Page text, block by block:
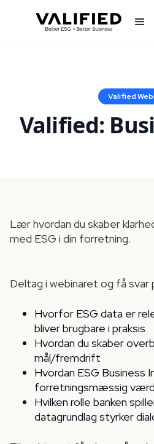
Valified
Valified:
Lær hvordan du skaber
med ESG i din forretning.
Deltag i webinaret og få svar
Hvorfor ESG data er
bliver brugbare i praksis
Hvordan du skaber
mål/fremdrift
Hvordan ESG Business
forretningsmæssig
Hvilken rolle banken
datagrundlag styrker